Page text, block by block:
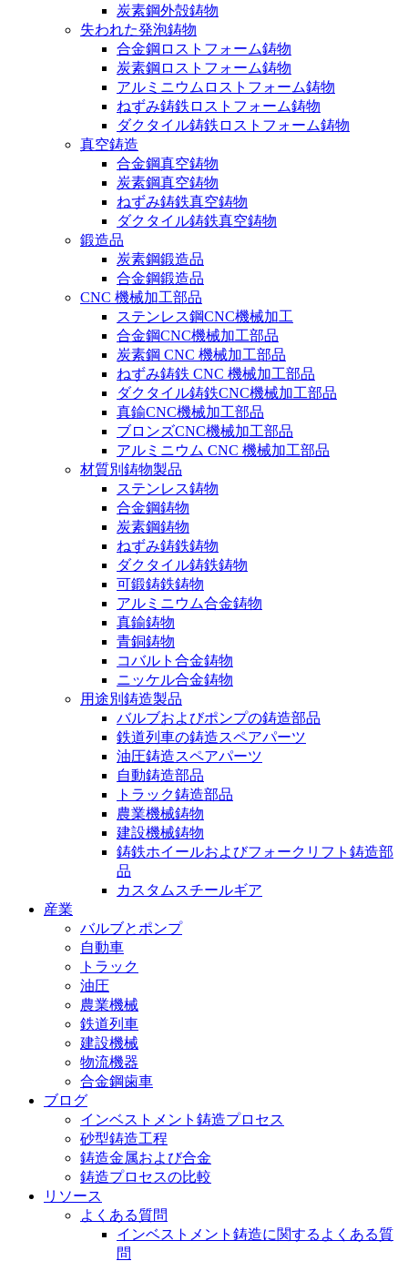
炭素鋼外殻鋳物
失われた発泡鋳物
合金鋼ロストフォーム鋳物
炭素鋼ロストフォーム鋳物
アルミニウムロストフォーム鋳物
ねずみ鋳鉄ロストフォーム鋳物
ダクタイル鋳鉄ロストフォーム鋳物
真空鋳造
合金鋼真空鋳物
炭素鋼真空鋳物
ねずみ鋳鉄真空鋳物
ダクタイル鋳鉄真空鋳物
鍛造品
炭素鋼鍛造品
合金鋼鍛造品
CNC 機械加工部品
ステンレス鋼CNC機械加工
合金鋼CNC機械加工部品
炭素鋼 CNC 機械加工部品
ねずみ鋳鉄 CNC 機械加工部品
ダクタイル鋳鉄CNC機械加工部品
真鍮CNC機械加工部品
ブロンズCNC機械加工部品
アルミニウム CNC 機械加工部品
材質別鋳物製品
ステンレス鋳物
合金鋼鋳物
炭素鋼鋳物
ねずみ鋳鉄鋳物
ダクタイル鋳鉄鋳物
可鍛鋳鉄鋳物
アルミニウム合金鋳物
真鍮鋳物
青銅鋳物
コバルト合金鋳物
ニッケル合金鋳物
用途別鋳造製品
バルブおよびポンプの鋳造部品
鉄道列車の鋳造スペアパーツ
油圧鋳造スペアパーツ
自動鋳造部品
トラック鋳造部品
農業機械鋳物
建設機械鋳物
鋳鉄ホイールおよびフォークリフト鋳造部
品
カスタムスチールギア
産業
バルブとポンプ
自動車
トラック
油圧
農業機械
鉄道列車
建設機械
物流機器
合金鋼歯車
ブログ
インベストメント鋳造プロセス
砂型鋳造工程
鋳造金属および合金
鋳造プロセスの比較
リソース
よくある質問
インベストメント鋳造に関するよくある質
問